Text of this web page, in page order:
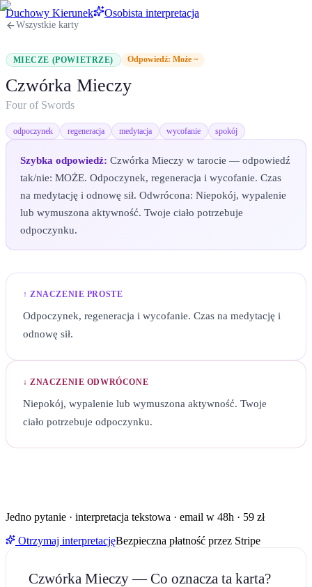
Duchowy Kierunek Osobista interpretacja
Wszystkie karty
MIECZE (POWIETRZE) Odpowiedź:Może ~
Czwórka Mieczy
Four of Swords
odpoczynek regeneracja medytacja wycofanie spokój
Szybka odpowiedź: Czwórka Mieczy w tarocie — odpowiedź
tak/nie: MOŻE. Odpoczynek, regeneracja i wycofanie. Czas
na medytację i odnowę sił. Odwrócona: Niepokój, wypalenie
lub wymuszona aktywność. Twoje ciało potrzebuje
odpoczynku.
↑ ZNACZENIE PROSTE
Odpoczynek, regeneracja i wycofanie. Czas na medytację i
odnowę sił.
↓ ZNACZENIE ODWRÓCONE
Niepokój, wypalenie lub wymuszona aktywność. Twoje
ciało potrzebuje odpoczynku.
Jedno pytanie · interpretacja tekstowa · email w 48h · 59 zł
Otrzymaj interpretacjęBezpieczna płatność przez Stripe
Czwórka Mieczy— Co oznacza ta karta?